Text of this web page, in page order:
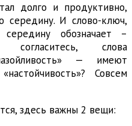
долго и продуктивно,
середину. И слово-ключ,
обозначает –
согласитесь, слова
— имеют
Совсем
здесь важны 2 вещи: